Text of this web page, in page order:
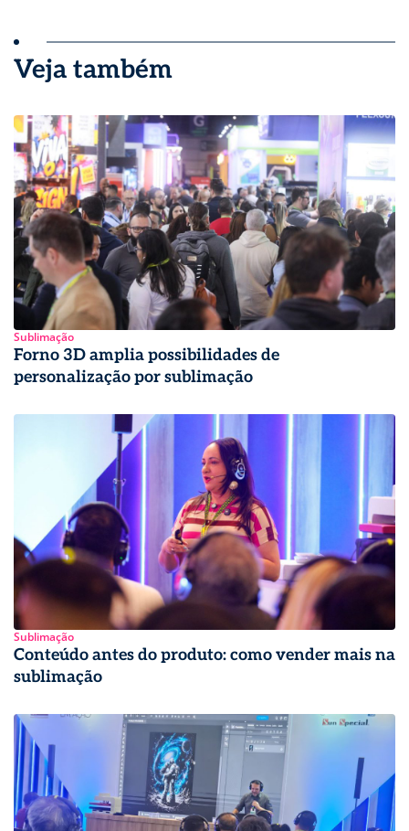
Veja também
Sublimação
Forno 3D amplia possibilidades de
personalização por sublimação
Sublimação
Conteúdo antes do produto: como vender mais na
sublimação